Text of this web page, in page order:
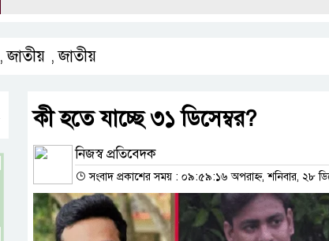
,জাতীয় ,জাতীয়
কী হতে যাচ্ছে ৩১ ডিসেম্বর?
নিজস্ব প্রতিবেদক
সংবাদ প্রকাশের সময় : ০৯:৫৯:১৬ অপরাহ্ন, শনিবার, ২৮